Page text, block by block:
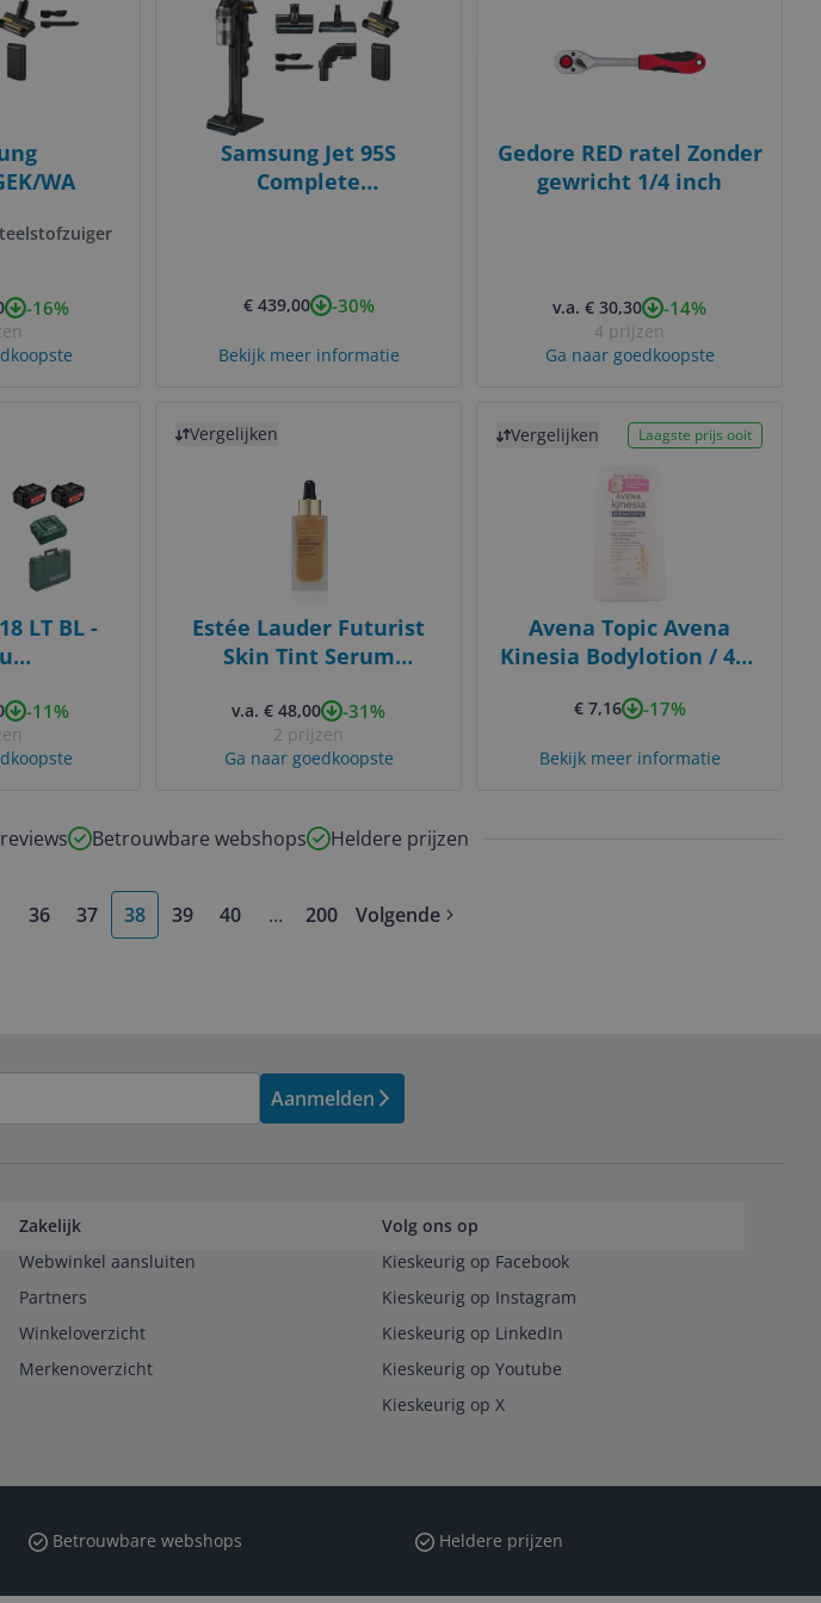
WA
-16%
Samsung Jet 95S
Complete
€ 439,00 -30%
Bekijk meer informatie
Gedore RED ratel Zonder
gewricht 1/4 inch
v.a. € 30,30 -14%
4 prijzen
Ga naar goedkoopste
LT BL -
accu -
-11%
Vergelijken
Estée Lauder Futurist
Skin Tint Serum
4W1 - Honey Bronze
v.a. € 48,00 -31%
2 prijzen
Ga naar goedkoopste
Vergelijken Laagste prijs ooit
Avena Topic Avena
Kinesia Bodylotion / 400
€ 7,16 -17%
Bekijk meer informatie
Betrouwbare webshops Heldere prijzen
pages
36 37 38 39 40 ...More pages
200 Volgende
Aanmelden
Zakelijk
Webwinkel aansluiten
Partners
Winkeloverzicht
Merkenoverzicht
Volg ons op
Kieskeurig op Facebook
Kieskeurig op Instagram
Kieskeurig op LinkedIn
Kieskeurig op Youtube
Kieskeurig op X
Betrouwbare webshops Heldere prijzen